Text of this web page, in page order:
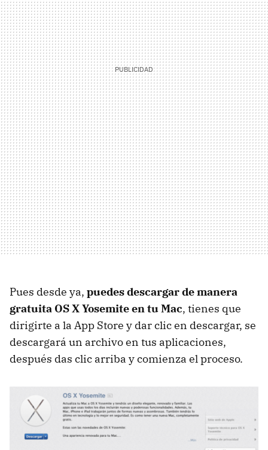
Pues desde ya, puedes descargar de manera
gratuita OS X Yosemite en tu Mac, tienes que
dirigirte a la App Store y dar clic en descargar, se
descargará un archivo en tus aplicaciones,
después das clic arriba y comienza el proceso.